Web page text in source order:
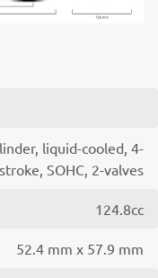
liquid-cooled, 4-
stroke, SOHC, 2-valves
124.8cc
52.4 mm x 57.9 mm